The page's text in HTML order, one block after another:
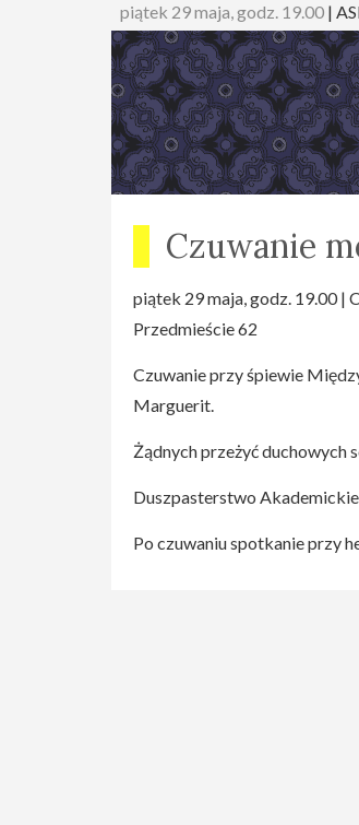
piątek 29 maja, godz. 19.00 |
Czuwanie
piątek 29 maja, godz. 19.00 |
Przedmieście 62
Czuwanie przy śpiewie
Marguerit.
Żądnych przeżyć duchowych
Duszpasterstwo
Po czuwaniu spotkanie przy